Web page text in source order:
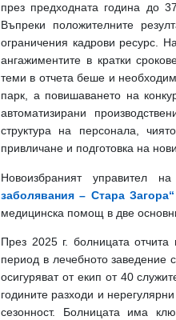
през предходната година до
Въпреки положителните
ограничения кадрови ресурс.
ангажиментите в кратки
теми в отчета беше и
парк, а повишаването на
автоматизирани
структура на персонала,
привличане и подготовка на
Новоизбраният управител на
заболявания – Стара
медицинска помощ в две
През 2025 г. болницата
период в лечебното заведение
осигуряват от екип от 40
годините разходи и
сезонност. Болницата има